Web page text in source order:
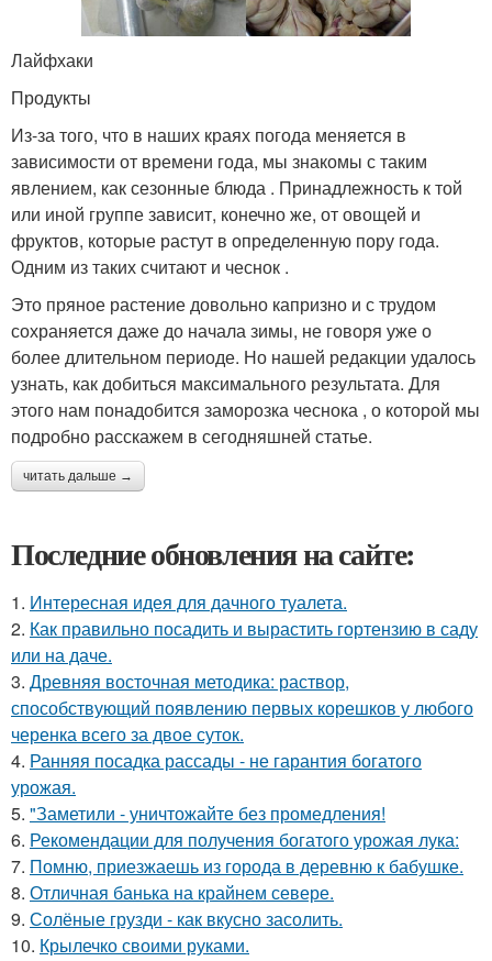
Лайфхаки
Продукты
Из-за того, что в наших краях погода меняется в
зависимости от времени года, мы знакомы с таким
явлением, как сезонные блюда . Принадлежность к той
или иной группе зависит, конечно же, от овощей и
фруктов, которые растут в определенную пору года.
Одним из таких считают и чеснок .
Это пряное растение довольно капризно и с трудом
сохраняется даже до начала зимы, не говоря уже о
более длительном периоде. Но нашей редакции удалось
узнать, как добиться максимального результата. Для
этого нам понадобится заморозка чеснока , о которой мы
подробно расскажем в сегодняшней статье.
читать дальше →
Последние обновления на сайте:
1. Интересная идея для дачного туалета.
2. Как правильно посадить и вырастить гортензию в саду
или на даче.
3. Древняя восточная методика: раствор,
способствующий появлению первых корешков у любого
черенка всего за двое суток.
4. Ранняя посадка рассады - не гарантия богатого
урожая.
5. "Заметили - уничтожайте без промедления!
6. Рекомендации для получения богатого урожая лука:
7. Помню, приезжаешь из города в деревню к бабушке.
8. Отличная банька на крайнем севере.
9. Солёные грузди - как вкусно засолить.
10. Крылечко своими руками.